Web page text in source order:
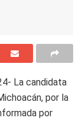
La candidata
por la
por